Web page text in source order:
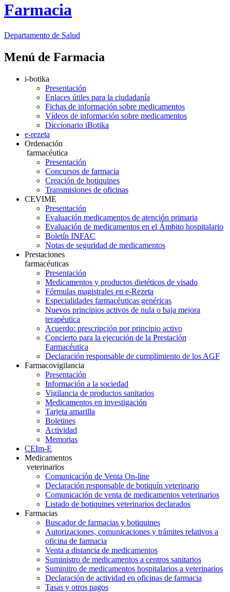
Farmacia
Departamento de Salud
Menú de Farmacia
i-botika
Presentación
Enlaces útiles para la ciudadanía
Fichas de información sobre medicamentos
Vídeos de información sobre medicamentos
Diccionario iBotika
e-rezeta
Ordenación
farmacéutica
Presentación
Concursos de farmacia
Creación de botiquines
Transmisiones de oficinas
CEVIME
Presentación
Evaluación medicamentos de atención primaria
Evaluación de medicamentos en el Ámbito hospitalario
Boletín INFAC
Notas de seguridad de medicamentos
Prestaciones
farmacéuticas
Presentación
Medicamentos y productos dietéticos de visado
Fórmulas magistrales en e-Rezeta
Especialidades farmacéuticas genéricas
Nuevos principios activos de nula o baja mejora
terapéutica
Acuerdo: prescripción por principio activo
Concierto para la ejecución de la Prestación
Farmacéutica
Declaración responsable de cumplimiento de los AGF
Farmacovigilancia
Presentación
Información a la sociedad
Vigilancia de productos sanitarios
Medicamentos en investigación
Tarjeta amarilla
Boletines
Actividad
Memorias
CEIm-E
Medicamentos
veterinarios
Comunicación de Venta On-line
Declaración responsable de botiquín veterinario
Comunicación de venta de medicamentos veterinarios
Listado de botiquines veterinarios declarados
Farmacias
Buscador de farmacias y botiquines
Autorizaciones, comunicaciones y trámites relativos a
oficina de farmacia
Venta a distancia de medicamentos
Suministro de medicamentos a centros sanitarios
Suminitro de medicamentos hospitalarios a veterinarios
Declaración de actividad en oficinas de farmacia
Tasas y otros pagos